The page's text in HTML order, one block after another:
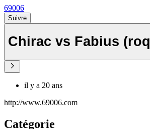
69006
Suivre
Chirac vs Fabius
il y a 20 ans
http://www.69006.com
Catégorie